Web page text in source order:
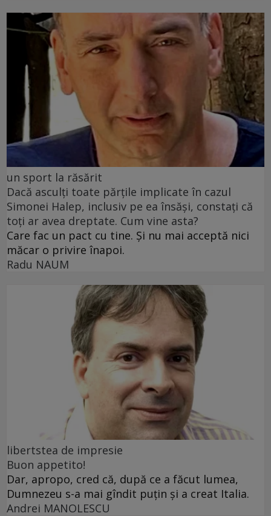
un sport la răsărit
Dacă asculți toate părțile implicate în cazul
Simonei Halep, inclusiv pe ea însăși, constați că
toți ar avea dreptate. Cum vine asta?
Care fac un pact cu tine. Și nu mai acceptă nici
măcar o privire înapoi.
Radu NAUM
libertstea de impresie
Buon appetito!
Dar, apropo, cred că, după ce a făcut lumea,
Dumnezeu s-a mai gîndit puțin și a creat Italia.
Andrei MANOLESCU